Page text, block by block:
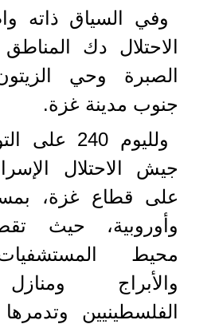
وفي السياق ذاته
الاحتلال دك
الصبرة وحي
جنوب مدينة غزة.
ولليوم 240
جيش الاحتلال
على قطاع غزة،
وأوروبية، حيث
محيط المستشفيات
والأبراج
الفلسطينيين